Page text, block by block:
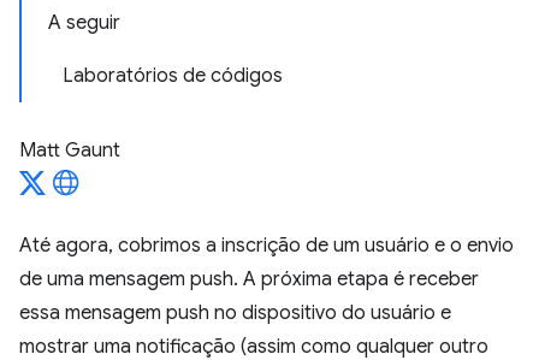
A seguir
Laboratórios de códigos
Matt Gaunt
Até agora, cobrimos a inscrição de um usuário e o envio
de uma mensagem push. A próxima etapa é receber
essa mensagem push no dispositivo do usuário e
mostrar uma notificação (assim como qualquer outro